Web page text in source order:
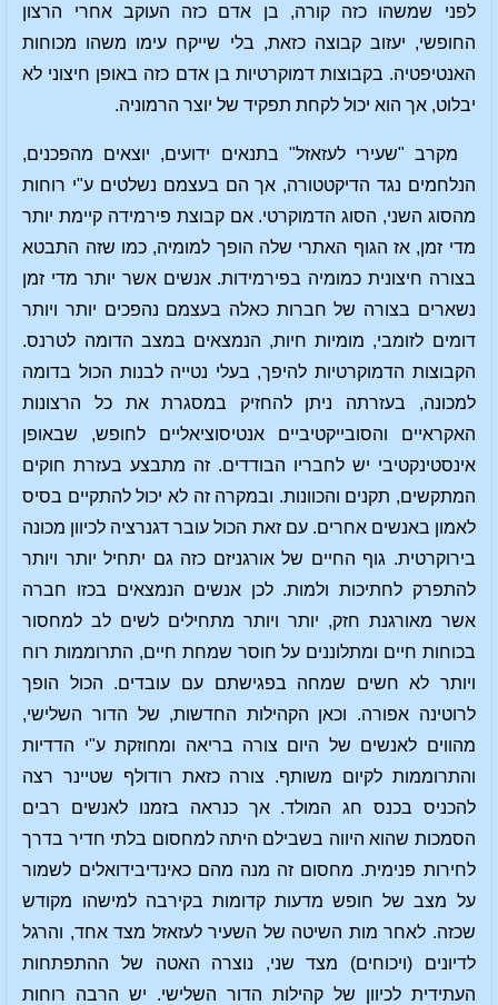
לפני שמשהו כזה קורה, בן אדם כזה העוקב אחרי הרצון
החופשי, יעזוב קבוצה כזאת, בלי שייקח עימו משהו מכוחות
האנטיפטיה. בקבוצות דמוקרטיות בן אדם כזה באופן חיצוני לא
יבלוט, אך הוא יכול לקחת תפקיד של יוצר הרמוניה.
מקרב "שעירי לעזאזל" בתנאים ידועים, יוצאים מהפכנים,
הנלחמים נגד הדיקטטורה, אך הם בעצמם נשלטים ע"י רוחות
מהסוג השני, הסוג הדמוקרטי. אם קבוצת פירמידה קיימת יותר
מדי זמן, אז הגוף האתרי שלה הופך למומיה, כמו שזה התבטא
בצורה חיצונית כמומיה בפירמידות. אנשים אשר יותר מדי זמן
נשארים בצורה של חברות כאלה בעצמם נהפכים יותר ויותר
דומים לזומבי, מומיות חיות, הנמצאים במצב הדומה לטרנס.
הקבוצות הדמוקרטיות להיפך, בעלי נטייה לבנות הכול בדומה
למכונה, בעזרתה ניתן להחזיק במסגרת את כל הרצונות
האקראיים והסובייקטיביים אנטיסוציאליים לחופש, שבאופן
אינסטינקטיבי יש לחבריו הבודדים. זה מתבצע בעזרת חוקים
המתקשים, תקנים והכוונות. ובמקרה זה לא יכול להתקיים בסיס
לאמון באנשים אחרים. עם זאת הכול עובר דגנרציה לכיוון מכונה
בירוקרטית. גוף החיים של אורגניזם כזה גם יתחיל יותר ויותר
להתפרק לחתיכות ולמות. לכן אנשים הנמצאים בכזו חברה
אשר מאורגנת חזק, יותר ויותר מתחילים לשים לב למחסור
בכוחות חיים ומתלוננים על חוסר שמחת חיים, התרוממות רוח
ויותר לא חשים שמחה בפגישתם עם עובדים. הכול הופך
לרוטינה אפורה. וכאן הקהילות החדשות, של הדור השלישי,
מהווים לאנשים של היום צורה בריאה ומחוזקת ע"י הדדיות
והתרוממות לקיום משותף. צורה כזאת רודולף שטיינר רצה
להכניס בכנס חג המולד. אך כנראה בזמנו לאנשים רבים
הסמכות שהוא היווה בשבילם היתה למחסום בלתי חדיר בדרך
לחירות פנימית. מחסום זה מנה מהם כאינדיבידואלים לשמור
על מצב של חופש מדעות קדומות בקירבה למישהו מקודש
שכזה. לאחר מות השיטה של השעיר לעזאזל מצד אחד, והרגל
לדיונים (ויכוחים) מצד שני, נוצרה האטה של ההתפתחות
העתידית לכיוון של קהילות הדור השלישי. יש הרבה רוחות